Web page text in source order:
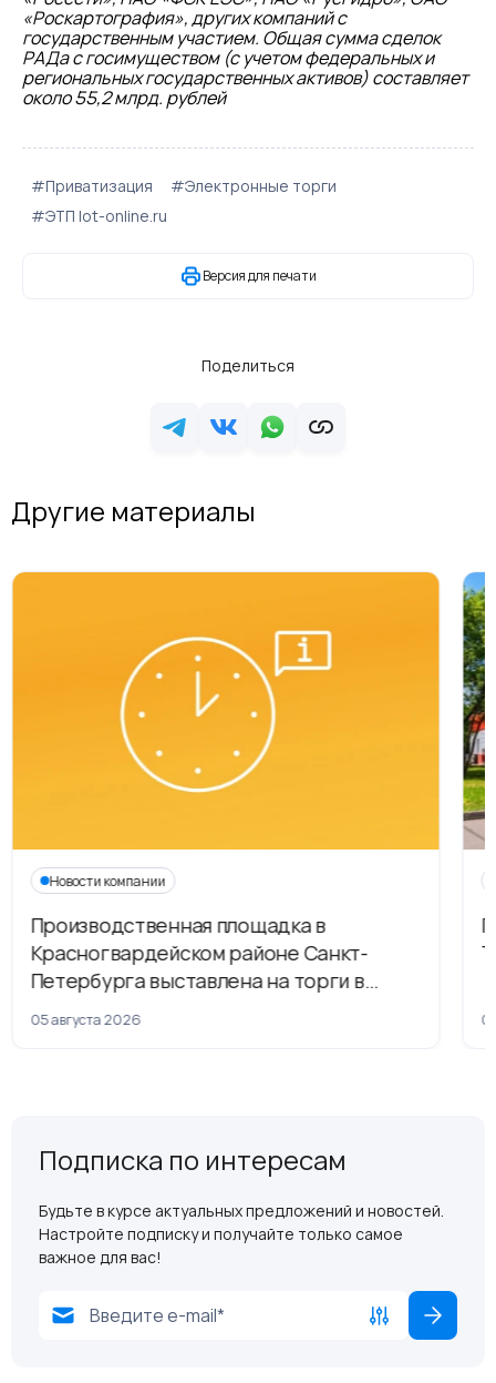
«Роскартография», других компаний с
государственным участием. Общая сумма сделок
РАДа с госимуществом (с учетом федеральных и
региональных государственных активов) составляет
около 55,2 млрд. рублей
#Приватизация
#Электронные торги
#ЭТП lot-online.ru
Версия для печати
Поделиться
Другие материалы
Новости компании
Производственная площадка в
Красногвардейском районе Санкт-
Петербурга выставлена на торги в
рамках приватизации
05 августа 2026
Подписка по интересам
Будьте в курсе актуальных предложений и новостей.
Настройте подписку и получайте только самое
важное для вас!